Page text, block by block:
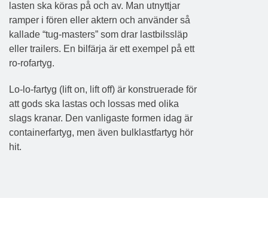
lasten ska köras på och av. Man utnyttjar
ramper i fören eller aktern och använder så
kallade “tug-masters” som drar lastbilssläp
eller trailers. En bilfärja är ett exempel på ett
ro-rofartyg.
Lo-lo-fartyg (lift on, lift off) är konstruerade för
att gods ska lastas och lossas med olika
slags kranar. Den vanligaste formen idag är
containerfartyg, men även bulklastfartyg hör
hit.